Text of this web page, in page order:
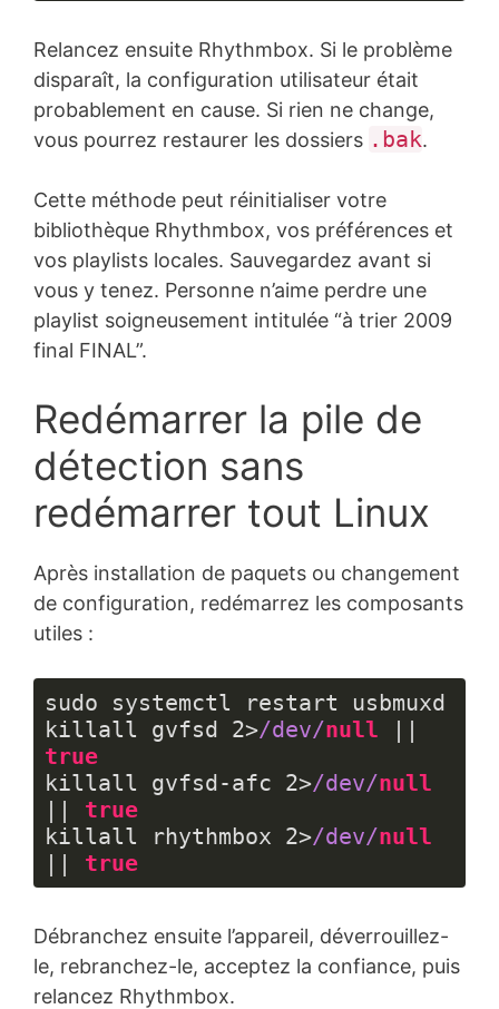
code :
JavaScript
(javascript )
Relancez ensuite Rhythmbox. Si le problème
disparaît, la configuration utilisateur était
probablement en cause. Si rien ne change,
vous pourrez restaurer les dossiers .bak.
Cette méthode peut réinitialiser votre
bibliothèque Rhythmbox, vos préférences et
vos playlists locales. Sauvegardez avant si
vous y tenez. Personne n’aime perdre une
playlist soigneusement intitulée “à trier 2009
final FINAL”.
Redémarrer la pile de
détection sans
redémarrer tout Linux
Après installation de paquets ou changement
de configuration, redémarrez les composants
utiles :
sudo systemctl restart usbmuxd
killall gvfsd 2>/dev/null
true
killall gvfsd-afc 2>/dev/null
|| true
killall rhythmbox 2>/dev/null
|| true
code :
JavaScript
(javascript)
Débranchez ensuite l’appareil, déverrouillez-
le, rebranchez-le, acceptez la confiance, puis
relancez Rhythmbox.